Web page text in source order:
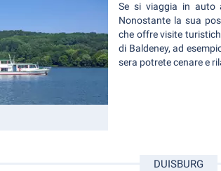
Se si viaggia in auto
Nonostante la sua
che offre visite
di Baldeney, ad
sera potrete cenare e
DUISBURG